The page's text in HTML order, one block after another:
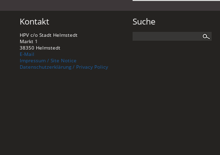
Kontakt
HPV c/o Stadt Helmstedt
Markt 1
38350 Helmstedt
E-Mail
Impressum / Site Notice
Datenschutzerklärung / Privacy Policy
Suche